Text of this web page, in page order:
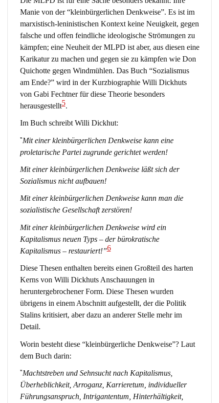
Manie von der “kleinbürgerlichen Denkweise”. Es ist im
marxistisch-leninistischen Kontext keine Neuigkeit, gegen
falsche und offen feindliche ideologische Strömungen zu
kämpfen; eine Neuheit der MLPD ist aber, aus diesen eine
Karikatur zu machen und gegen sie zu kämpfen wie Don
Quichotte gegen Windmühlen. Das Buch “Sozialismus
am Ende?” wird in der Kurzbiographie Willi Dickhuts
von Gabi Fechtner für diese Theorie besonders
herausgestellt5.
Im Buch schreibt Willi Dickhut:
“Mit einer kleinbürgerlichen Denkweise kann eine
proletarische Partei zugrunde gerichtet werden!
Mit einer kleinbürgerlichen Denkweise läßt sich der
Sozialismus nicht aufbauen!
Mit einer kleinbürgerlichen Denkweise kann man die
sozialistische Gesellschaft zerstören!
Mit einer kleinbürgerlichen Denkweise wird ein
Kapitalismus neuen Typs – der bürokratische
Kapitalismus – restauriert!”6
Diese Thesen enthalten bereits einen Großteil des harten
Kerns von Willi Dickhuts Anschauungen in
heruntergebrochener Form. Diese Thesen wurden
übrigens in einem Abschnitt aufgestellt, der die Politik
Stalins kritisiert, aber dazu an anderer Stelle mehr im
Detail.
Worin besteht diese “kleinbürgerliche Denkweise”? Laut
dem Buch darin:
“Machtstreben und Sehnsucht nach Kapitalismus,
Überheblichkeit, Arroganz, Karrieretum, individueller
Führungsanspruch, Intrigantentum, Hinterhältigkeit,